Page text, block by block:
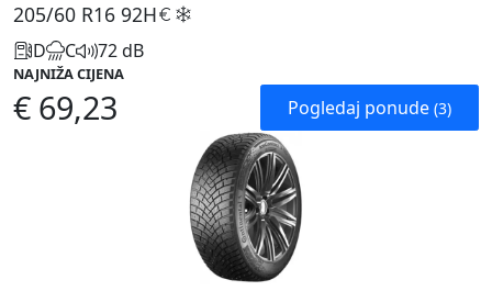
205/60 R16 92H
D C 72 dB
NAJNIŽA CIJENA
€ 69,23 Pogledaj ponude (3)